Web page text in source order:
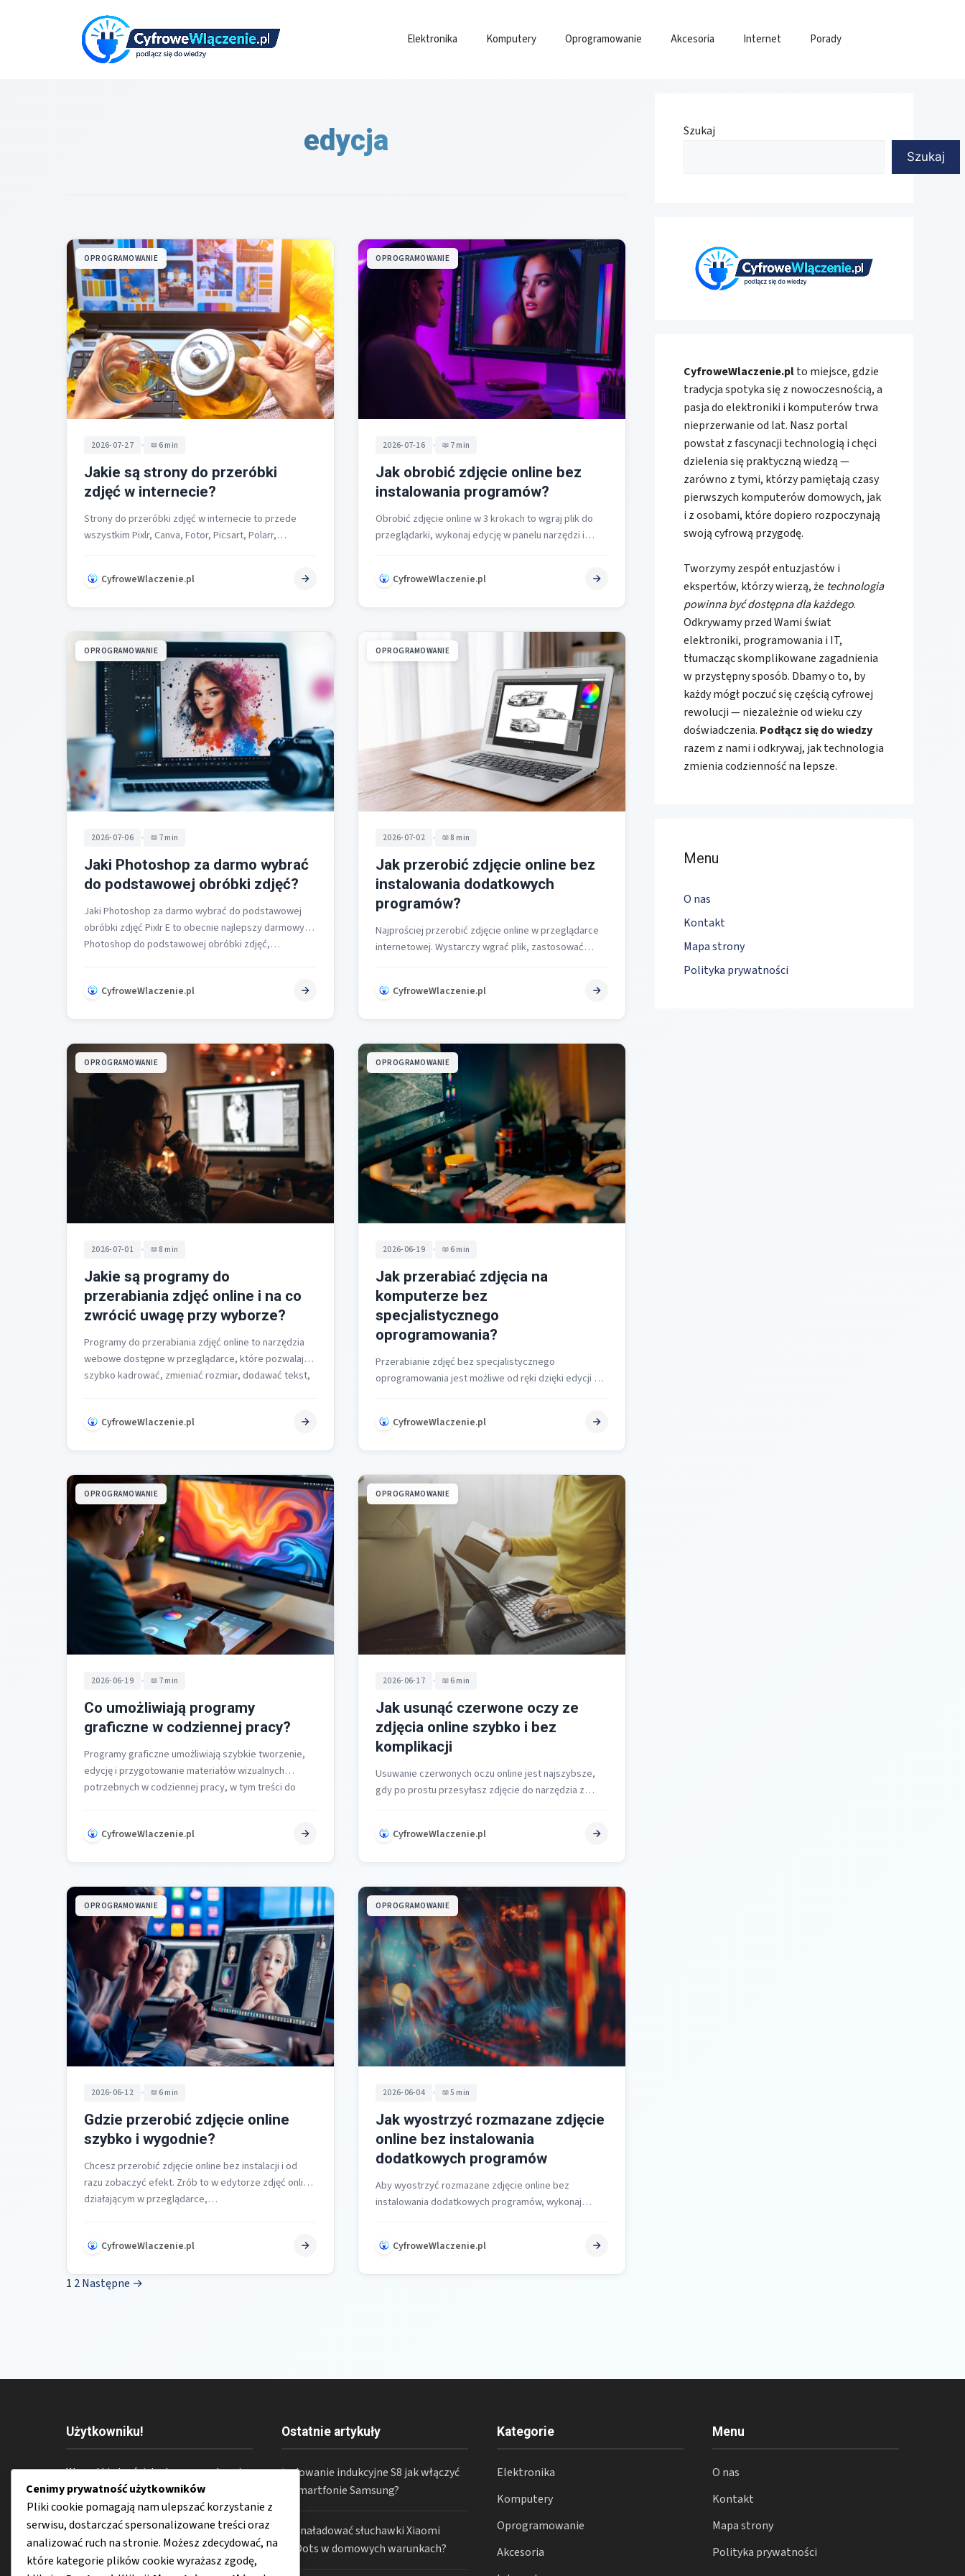
Elektronika Komputery Oprogramowanie Akcesoria Internet Porady
edycja
OPROGRAMOWANIE
2026-07-27 • 6 min
Jakie są strony do przeróbki
zdjęć w internecie?
Strony do przeróbki zdjęć w internecie to przede
wszystkim Pixlr, Canva, Fotor, Picsart, Polarr,
CyfroweWlaczenie.pl
OPROGRAMOWANIE
2026-07-16 • 7 min
Jak obrobić zdjęcie online bez
instalowania programów?
Obrobić zdjęcie online w 3 krokach to wgraj plik do
przeglądarki, wykonaj edycję w panelu narzędzi i
CyfroweWlaczenie.pl
OPROGRAMOWANIE
2026-07-06 • 7 min
Jaki Photoshop za darmo wybrać
do podstawowej obróbki zdjęć?
Jaki Photoshop za darmo wybrać do podstawowej
obróbki zdjęć Pixlr E to obecnie najlepszy darmowy
Photoshop do podstawowej obróbki zdjęć,…
CyfroweWlaczenie.pl
OPROGRAMOWANIE
2026-07-02 • 8 min
Jak przerobić zdjęcie online bez
instalowania dodatkowych
programów?
Najprościej przerobić zdjęcie online w przeglądarce
internetowej. Wystarczy wgrać plik, zastosować
CyfroweWlaczenie.pl
OPROGRAMOWANIE
2026-07-01 • 8 min
Jakie są programy do
przerabiania zdjęć online i na co
zwrócić uwagę przy wyborze?
Programy do przerabiania zdjęć online to narzędzia
webowe dostępne w przeglądarce, które pozwalają
szybko kadrować, zmieniać rozmiar, dodawać tekst,
CyfroweWlaczenie.pl
OPROGRAMOWANIE
2026-06-19 • 6 min
Jak przerabiać zdjęcia na
komputerze bez
specjalistycznego
oprogramowania?
Przerabianie zdjęć bez specjalistycznego
oprogramowania jest możliwe od ręki dzięki edycji w
CyfroweWlaczenie.pl
OPROGRAMOWANIE
2026-06-19 • 7 min
Co umożliwiają programy
graficzne w codziennej pracy?
Programy graficzne umożliwiają szybkie tworzenie,
edycję i przygotowanie materiałów wizualnych
potrzebnych w codziennej pracy, w tym treści do
CyfroweWlaczenie.pl
OPROGRAMOWANIE
2026-06-17 • 6 min
Jak usunąć czerwone oczy ze
zdjęcia online szybko i bez
komplikacji
Usuwanie czerwonych oczu online jest najszybsze,
gdy po prostu przesyłasz zdjęcie do narzędzia z
CyfroweWlaczenie.pl
OPROGRAMOWANIE
2026-06-12 • 6 min
Gdzie przerobić zdjęcie online
szybko i wygodnie?
Chcesz przerobić zdjęcie online bez instalacji i od
razu zobaczyć efekt. Zrób to w edytorze zdjęć online
działającym w przeglądarce,…
CyfroweWlaczenie.pl
OPROGRAMOWANIE
2026-06-04 • 5 min
Jak wyostrzyć rozmazane zdjęcie
online bez instalowania
dodatkowych programów
Aby wyostrzyć rozmazane zdjęcie online bez
instalowania dodatkowych programów, wykonaj
CyfroweWlaczenie.pl
1 2Następne →
Szukaj
Szukaj
CyfroweWlaczenie.plto miejsce, gdzie
tradycja spotyka się z nowoczesnością, a
pasja do elektroniki i komputerów trwa
nieprzerwanie od lat. Nasz portal
powstał z fascynacji technologią i chęci
dzielenia się praktyczną wiedzą —
zarówno z tymi, którzy pamiętają czasy
pierwszych komputerów domowych, jak
i z osobami, które dopiero rozpoczynają
swoją cyfrową przygodę.
Tworzymy zespół entuzjastów i
ekspertów, którzy wierzą, że technologia
powinna być dostępna dla każdego.
Odkrywamy przed Wami świat
elektroniki, programowania i IT,
tłumacząc skomplikowane zagadnienia
w przystępny sposób. Dbamy o to, by
każdy mógł poczuć się częścią cyfrowej
rewolucji — niezależnie od wieku czy
doświadczenia. Podłącz się do wiedzy
razem z nami i odkrywaj, jak technologia
zmienia codzienność na lepsze.
Menu
O nas
Kontakt
Mapa strony
Polityka prywatności
Użytkowniku!
Wszystkie treści dostępne na stronie
CyfroweWlaczenie.plmają
wyłącznie charakter informacyjny.
Zespół redakcyjny
CyfroweWlaczenie.plnie ponosi
odpowiedzialności za jakiekolwiek
Ostatnie artykuły
Ładowanie indukcyjne S8 jak włączyć
w smartfonie Samsung?
Jak naładować słuchawki Xiaomi
AirDots w domowych warunkach?
Kategorie
Elektronika
Komputery
Oprogramowanie
Akcesoria
Menu
O nas
Kontakt
Mapa strony
Polityka prywatności
Cenimy prywatność użytkowników
Pliki cookie pomagają nam ulepszać korzystanie z
serwisu, dostarczać spersonalizowane treści oraz
analizować ruch na stronie. Możesz zdecydować, na
które kategorie plików cookie wyrażasz zgodę,